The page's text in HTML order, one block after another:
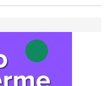
prima riunione a